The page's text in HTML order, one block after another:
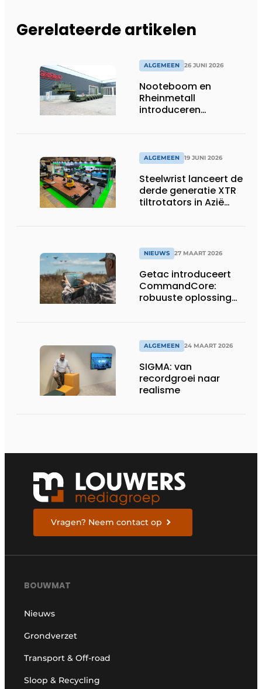
Gerelateerde artikelen
ALGEMEEN 26 JUNI 2026
Nooteboom en
Rheinmetall
introduceren
ALGEMEEN 19 JUNI 2026
Steelwrist lanceert de
derde generatie XTR
tiltrotators in Azië
NIEUWS 27 MAART 2026
Getac introduceert
CommandCore:
robuuste oplossing
ALGEMEEN 24 MAART 2026
SIGMA: van
recordgroei naar
realisme
Vragen? Neem contact op
BOUWMAT
Nieuws
Grondverzet
Transport & Off-road
Sloop & Recycling